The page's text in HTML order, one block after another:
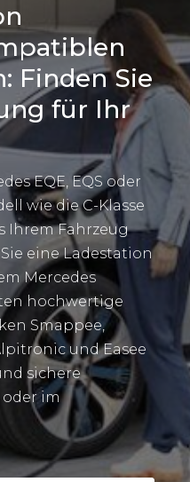
Finden Sie
für Ihr
EQE, EQS oder
wie die C-Klasse
Ihrem Fahrzeug
eine Ladestation
Mercedes
hochwertige
Smappee,
und Easee
sichere
oder im